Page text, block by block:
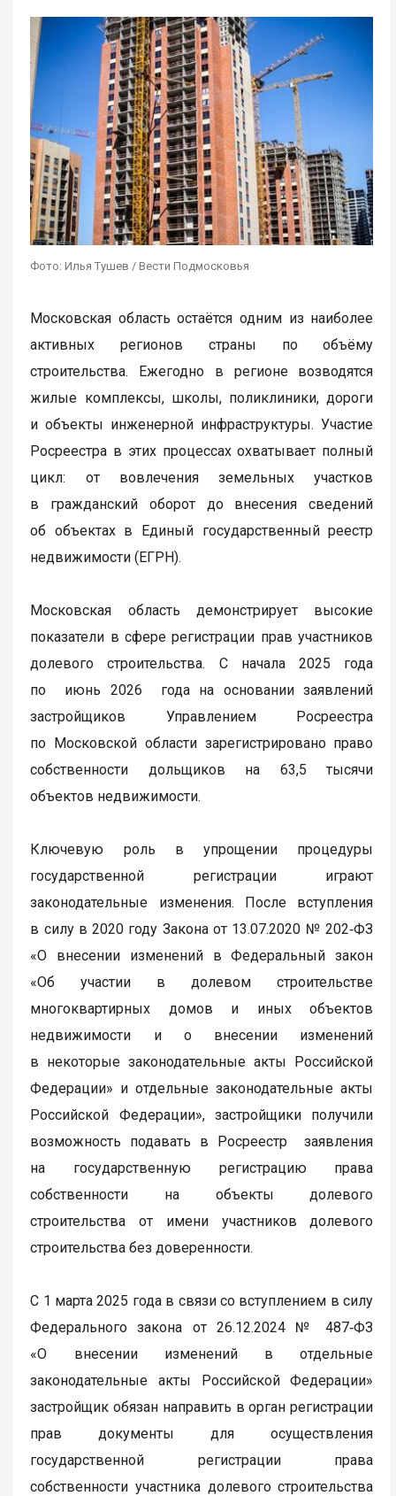
Фото: Илья Тушев / Вести Подмосковья
Московская область остаётся одним из наиболее
активных регионов страны по объёму
строительства. Ежегодно в регионе возводятся
жилые комплексы, школы, поликлиники, дороги
и объекты инженерной инфраструктуры. Участие
Росреестра в этих процессах охватывает полный
цикл: от вовлечения земельных участков
в гражданский оборот до внесения сведений
об объектах в Единый государственный реестр
недвижимости (ЕГРН).
Московская область демонстрирует высокие
показатели в сфере регистрации прав участников
долевого строительства. С начала 2025 года
по июнь 2026 года на основании заявлений
застройщиков Управлением Росреестра
по Московской области зарегистрировано право
собственности дольщиков на 63,5 тысячи
объектов недвижимости.
Ключевую роль в упрощении процедуры
государственной регистрации играют
законодательные изменения. После вступления
в силу в 2020 году Закона от 13.07.2020 № 202‑ФЗ
«О внесении изменений в Федеральный закон
«Об участии в долевом строительстве
многоквартирных домов и иных объектов
недвижимости и о внесении изменений
в некоторые законодательные акты Российской
Федерации» и отдельные законодательные акты
Российской Федерации», застройщики получили
возможность подавать в Росреестр заявления
на государственную регистрацию права
собственности на объекты долевого
строительства от имени участников долевого
строительства без доверенности.
С 1 марта 2025 года в связи со вступлением в силу
Федерального закона от 26.12.2024 № 487‑ФЗ
«О внесении изменений в отдельные
законодательные акты Российской Федерации»
застройщик обязан направить в орган регистрации
прав документы для осуществления
государственной регистрации права
собственности участника долевого строительства